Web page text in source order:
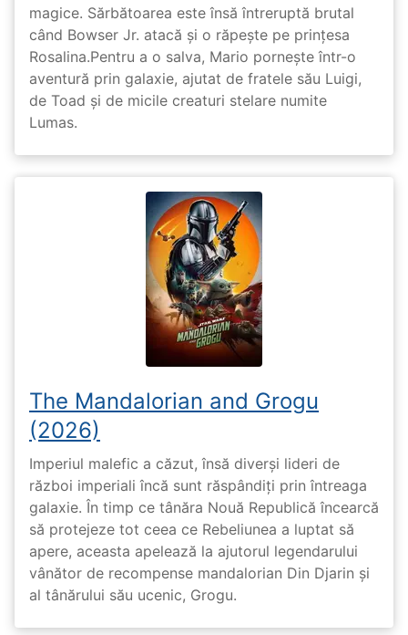
magice. Sărbătoarea este însă întreruptă brutal
când Bowser Jr. atacă și o răpește pe prinţesa
Rosalina.Pentru a o salva, Mario pornește într-o
aventură prin galaxie, ajutat de fratele său Luigi,
de Toad și de micile creaturi stelare numite
Lumas.
The Mandalorian and Grogu
(2026)
Imperiul malefic a căzut, însă diverși lideri de
război imperiali încă sunt răspândiți prin întreaga
galaxie. În timp ce tânăra Nouă Republică încearcă
să protejeze tot ceea ce Rebeliunea a luptat să
apere, aceasta apelează la ajutorul legendarului
vânător de recompense mandalorian Din Djarin și
al tânărului său ucenic, Grogu.